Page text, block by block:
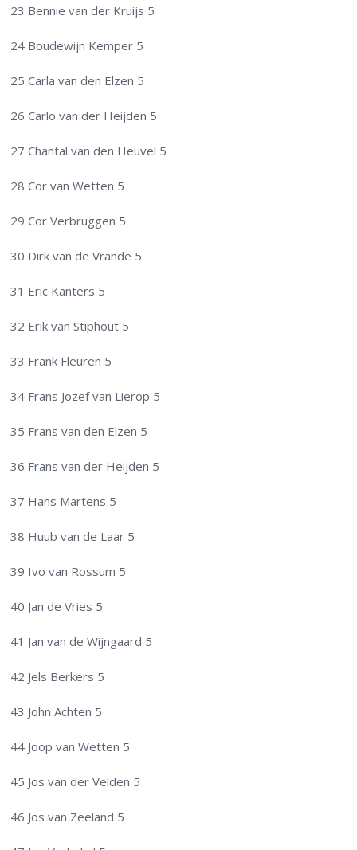
23 Bennie van der Kruijs 5
24 Boudewijn Kemper 5
25 Carla van den Elzen 5
26 Carlo van der Heijden 5
27 Chantal van den Heuvel 5
28 Cor van Wetten 5
29 Cor Verbruggen 5
30 Dirk van de Vrande 5
31 Eric Kanters 5
32 Erik van Stiphout 5
33 Frank Fleuren 5
34 Frans Jozef van Lierop 5
35 Frans van den Elzen 5
36 Frans van der Heijden 5
37 Hans Martens 5
38 Huub van de Laar 5
39 Ivo van Rossum 5
40 Jan de Vries 5
41 Jan van de Wijngaard 5
42 Jels Berkers 5
43 John Achten 5
44 Joop van Wetten 5
45 Jos van der Velden 5
46 Jos van Zeeland 5